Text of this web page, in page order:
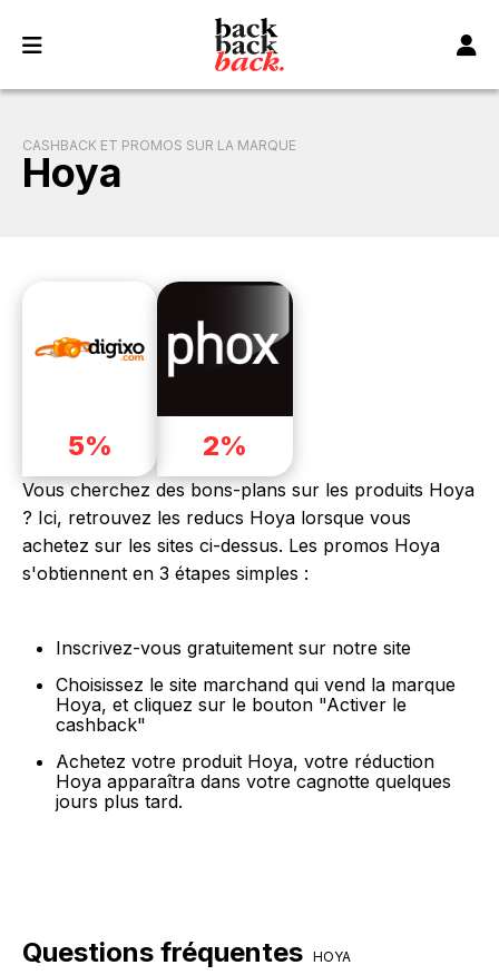
CASHBACK ET PROMOS SUR LA MARQUE
Hoya
5% 2%
Vous cherchez des bons-plans sur les produits Hoya
? Ici, retrouvez les reducs Hoya lorsque vous
achetez sur les sites ci-dessus. Les promos Hoya
s'obtiennent en 3 étapes simples :
Inscrivez-vous gratuitement sur notre site
Choisissez le site marchand qui vend la marque
Hoya, et cliquez sur le bouton "Activer le
cashback"
Achetez votre produit Hoya, votre réduction
Hoya apparaîtra dans votre cagnotte quelques
jours plus tard.
Questions fréquentes HOYA